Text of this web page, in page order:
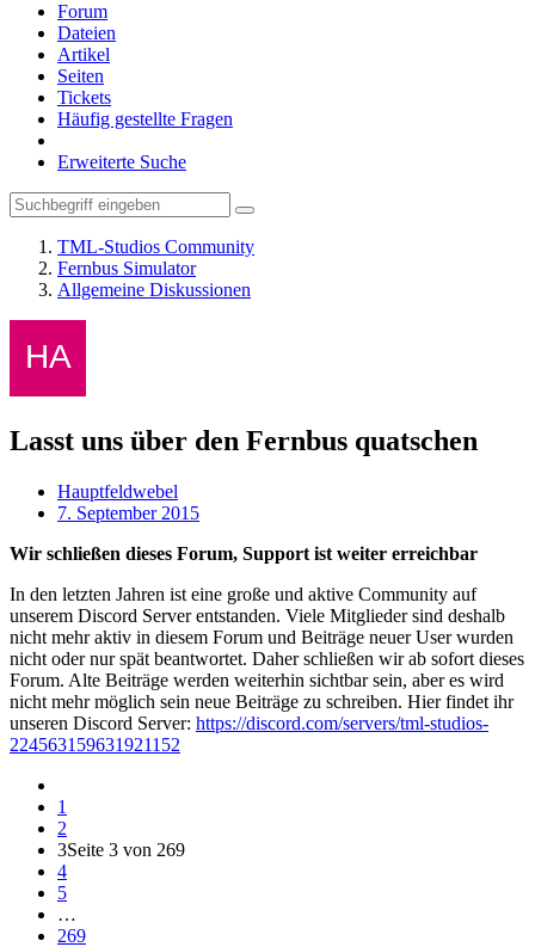
Forum
Dateien
Artikel
Seiten
Tickets
Häufig gestellte Fragen
Erweiterte Suche
TML-Studios Community
Fernbus Simulator
Allgemeine Diskussionen
Lasst uns über den Fernbus quatschen
Hauptfeldwebel
7. September 2015
Wir schließen dieses Forum, Support ist weiter erreichbar
In den letzten Jahren ist eine große und aktive Community auf
unserem Discord Server entstanden. Viele Mitglieder sind deshalb
nicht mehr aktiv in diesem Forum und Beiträge neuer User wurden
nicht oder nur spät beantwortet. Daher schließen wir ab sofort dieses
Forum. Alte Beiträge werden weiterhin sichtbar sein, aber es wird
nicht mehr möglich sein neue Beiträge zu schreiben. Hier findet ihr
unseren Discord Server: https://discord.com/servers/tml-studios-
224563159631921152
1
2
3Seite 3 von 269
4
5
…
269